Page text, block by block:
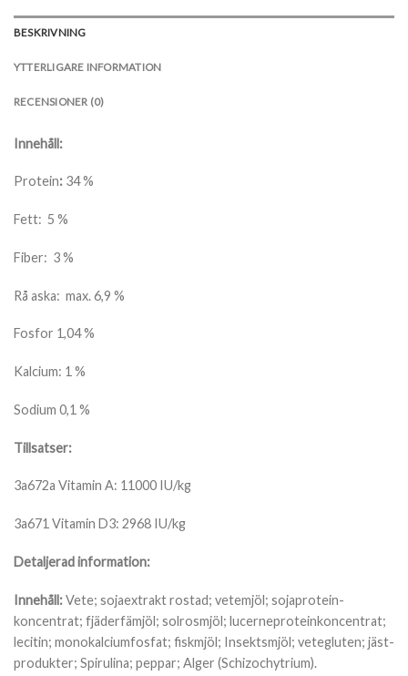
BESKRIVNING
YTTERLIGARE INFORMATION
RECENSIONER (0)
Innehåll:
Protein: 34 %
Fett: 5 %
Fiber: 3 %
Rå aska: max. 6,9 %
Fosfor 1,04 %
Kalcium: 1 %
Sodium 0,1 %
Tillsatser:
3a672a Vitamin A: 11000 IU/kg
3a671 Vitamin D3: 2968 IU/kg
Detaljerad information:
Innehåll:Vete; sojaextrakt rostad; vetemjöl; sojaprotein-
koncentrat; fjäderfämjöl; solrosmjöl; lucerneproteinkoncentrat;
lecitin; monokalciumfosfat; fiskmjöl; Insektsmjöl; vetegluten; jäst-
produkter; Spirulina; peppar; Alger (Schizochytrium).